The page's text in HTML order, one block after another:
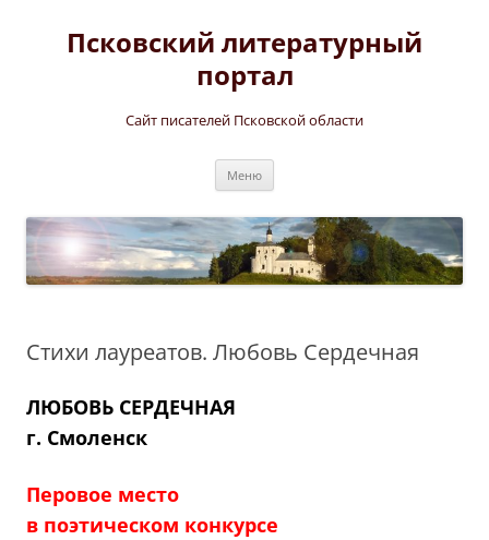
содержимому
Псковский литературный
портал
Сайт писателей Псковской области
Меню
Стихи лауреатов. Любовь Сердечная
ЛЮБОВЬ СЕРДЕЧНАЯ
г. Смоленск
Перовое место
в поэтическом конкурсе